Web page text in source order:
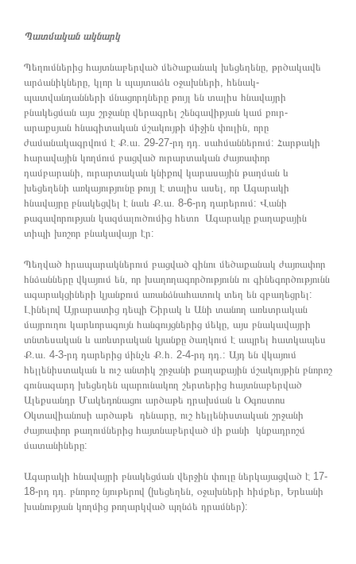
Պատմական ակնարկ
Պեղումներից հայտնաբերված մեծաքանակ խեցեղենը, թրծակավե
արձանիկները, կլոր և պայտաձև օջախների, հենակ-
պատվանդանների մնացորդները թույլ են տալիս հնավայրի
բնակեցման այս շրջանը վերագրել շենգավիթյան կամ քուր-
արաքսյան հնագիտական մշակույթի միջին փուլին, որը
ժամանակագրվում է Ք.ա. 29-27-րդ դդ. սահմաններում: Հարթակի
հարավային կողմում բացված ուրարտական ժայռափոր
դամբարանի, ուրարտական կնիքով կարասային թաղման և
խեցեղենի առկայությունը թույլ է տալիս ասել, որ Ագարակի
հնավայրը բնակեցվել է նաև Ք.ա. 8-6-րդ դարերում: Վանի
թագավորության կազմալուծումից հետո Ագարակը քաղաքային
տիպի խոշոր բնակավայր էր:
Պեղված հրապարակներում բացված գինու մեծաքանակ ժայռափոր
հնձանները վկայում են, որ խաղողագործությունն ու գինեգործությունն
ագարակցիների կյանքում առանձնահատուկ տեղ են զբաղեցրել:
Լինելով Այրարատից դեպի Շիրակ և Անի տանող առևտրական
մայրուղու կարևորագույն հանգույցներից մեկը, այս բնակավայրի
տնտեսական և առևտրական կյանքը ծաղկում է ապրել հատկապես
Ք.ա. 4-3-րդ դարերից մինչև Ք.հ. 2-4-րդ դդ.: Այդ են վկայում
հելլենիստական և ուշ անտիկ շրջանի քաղաքային մշակույթին բնորոշ
գունազարդ խեցեղեն պարունակող շերտերից հայտնաբերված
Ալեքսանդր Մակեդոնացու արծաթե դրախման և Օգոստոս
Օկտավիանոսի արծաթե դենարը, ուշ հելլենիստական շրջանի
ժայռափոր թաղումներից հայտնաբերված մի քանի կնքադրոշմ
մատանիները:
Ագարակի հնավայրի բնակեցման վերջին փուլը ներկայացված է 17-
18-րդ դդ. բնորոշ նյութերով (խեցեղեն, օջախների հիմքեր, Երևանի
խանության կողմից թողարկված պղնձե դրամներ):